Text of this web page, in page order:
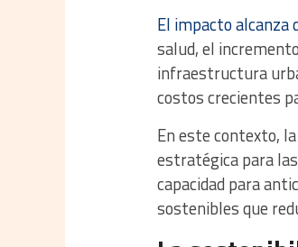
El impacto alcanza
salud, el
infraestructura
costos crecientes
En este contexto,
estratégica para
capacidad para
sostenibles que